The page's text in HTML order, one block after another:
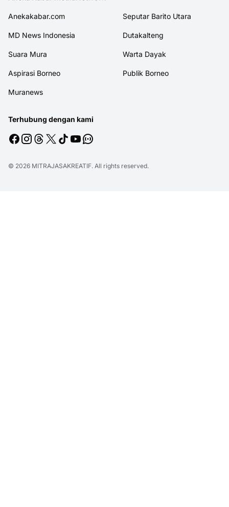
Anekakabar.com Seputar Barito Utara
MD News Indonesia Dutakalteng
Suara Mura Warta Dayak
Aspirasi Borneo Publik Borneo
Muranews
Terhubung dengan kami
© 2026 MITRAJASAKREATIF. All rights reserved.